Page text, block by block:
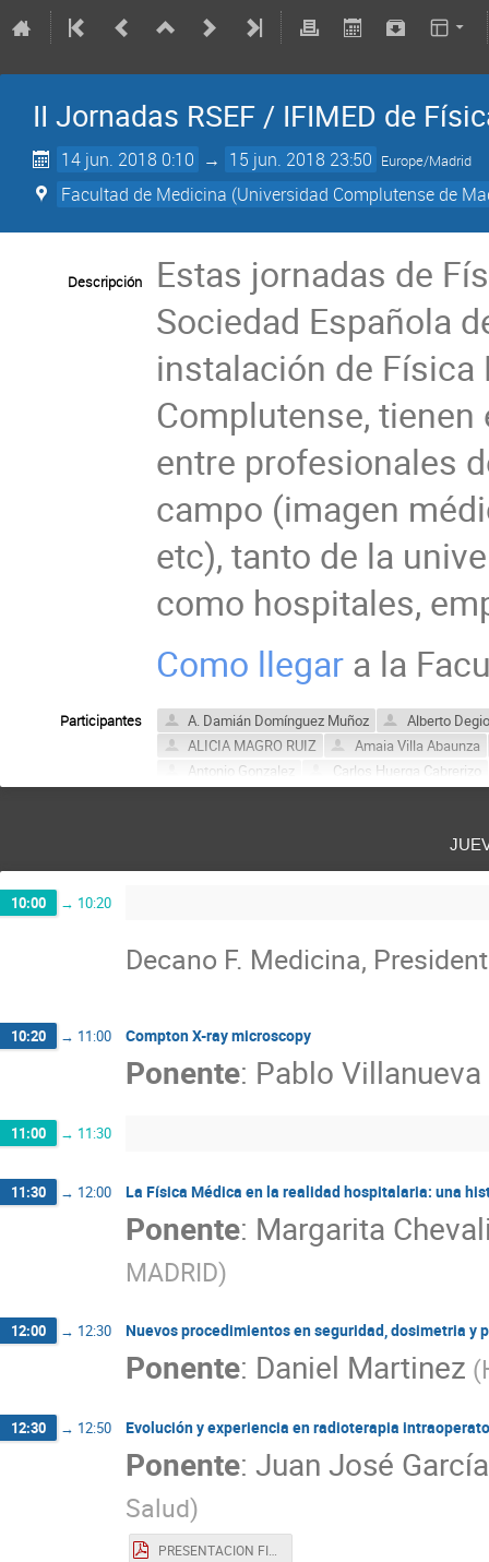
II Jornadas RSEF / IFIMED de
14 jun. 2018 0:10 → 15 jun. 2018 23:50 Europe/Madrid
Facultad de Medicina (Universidad Complutense de
Descripción
Estas jornadas de
Sociedad Española
instalación de Física
Complutense,
entre profesionales
campo (imagen
etc), tanto de la
como hospitales,
Como llegar a la
Participantes A. Damián Domínguez Muñoz
Alberto
ALICIA MAGRO RUIZ
Amaia Villa Abaunza
Antonio Gonzalez
Carlos Huerga Cabrerizo
Gabriela Llosa
JOAQUIN LOPEZ HERRAIZ
Jonatan
MARGARITA CHEVALIER
Maria Luisa
Michele Dileone
Miguel Angel Morcillo
Rosa M Cibrian Ortiz de Anda
Víctor Valladolid Onecha
Xabier Rodríguez
10:00 → 10:20
Decano F. Medicina,
10:20 → 11:00 Compton X-ray microscopy
Ponente: Pablo
11:00 → 11:30
11:30 → 12:00 La Física Médica en la realidad hospitalaria: una
Ponente: Margarita
MADRID)
12:00 → 12:30 Nuevos procedimientos en seguridad, dosimetria
Ponente: Daniel Martinez (
12:30 → 12:50 Evolución y experiencia en radioterapia
Ponente: Juan José
Salud)
PRESENTACION FINAL ORAL EVOLUCIÓN Y EXPERIENCIA RIO.pdf